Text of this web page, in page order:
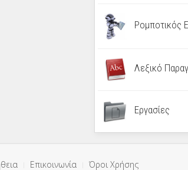
Ρομποτικός
Λεξικό
Εργασίες
Επικοινωνία Όροι Χρήσης